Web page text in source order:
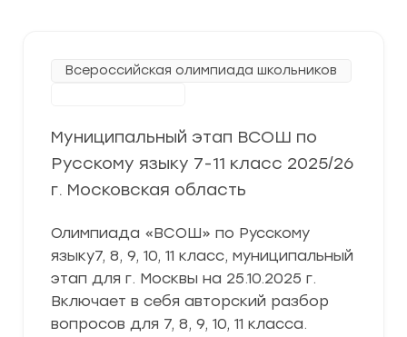
Всероссийская олимпиада школьников
Муниципальный этап ВСОШ по
Русскому языку 7-11 класс 2025/26
г. Московская область
Олимпиада «ВСОШ» по Русскому
языку7, 8, 9, 10, 11 класс, муниципальный
этап для г. Москвы на 25.10.2025 г.
Включает в себя авторский разбор
вопросов для 7, 8, 9, 10, 11 класса.